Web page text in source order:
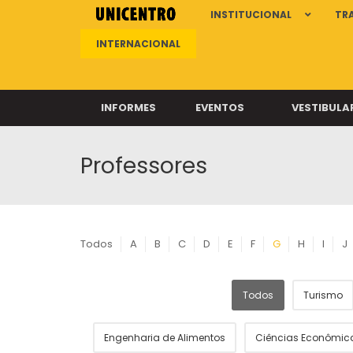
INSTITUCIONAL
INTERNACIONAL
INFORMES EVENTOS
Professores
Todos A B C D E F G H I J
Todos Turismo
Engenharia de Alimentos Ciências